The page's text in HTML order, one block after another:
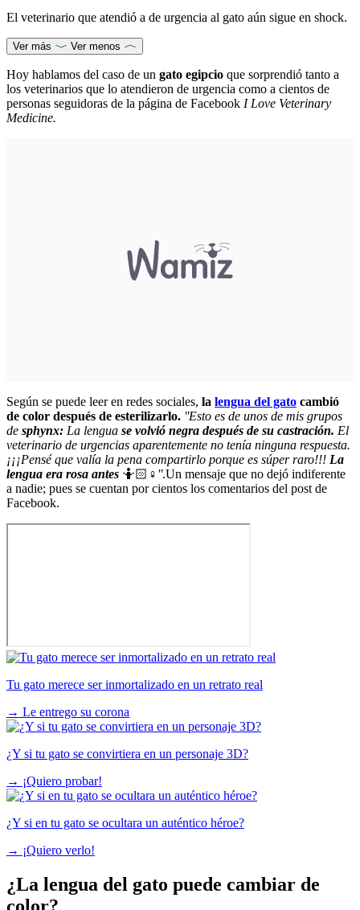
El veterinario que atendió a de urgencia al gato aún sigue en shock.
Ver más Ver menos
Hoy hablamos del caso de un gato egipcio que sorprendió tanto a
los veterinarios que lo atendieron de urgencia como a cientos de
personas seguidoras de la página de Facebook I Love Veterinary
Medicine.
Según se puede leer en redes sociales, la lengua del gato cambió
de color después de esterilizarlo. ''Esto es de unos de mis grupos
de sphynx: La lengua se volvió negra después de su castración. El
veterinario de urgencias aparentemente no tenía ninguna respuesta.
¡¡¡Pensé que valía la pena compartirlo porque es súper raro!!! La
lengua era rosa antes 🤷🏻♀️ ''.Un mensaje que no dejó indiferente
a nadie; pues se cuentan por cientos los comentarios del post de
Facebook.
Tu gato merece ser inmortalizado en un retrato real
→ Le entrego su corona
¿Y si tu gato se convirtiera en un personaje 3D?
→ ¡Quiero probar!
¿Y si en tu gato se ocultara un auténtico héroe?
→ ¡Quiero verlo!
¿La lengua del gato puede cambiar de
color?